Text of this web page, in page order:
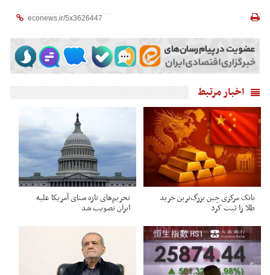
اخبار مرتبط
بانک مرکزی چین بزرگ‌ترین خرید
طلا زا ثبت کرد
تحریم‌های تازه سنای آمریکا علیه
ایران تصویب شد